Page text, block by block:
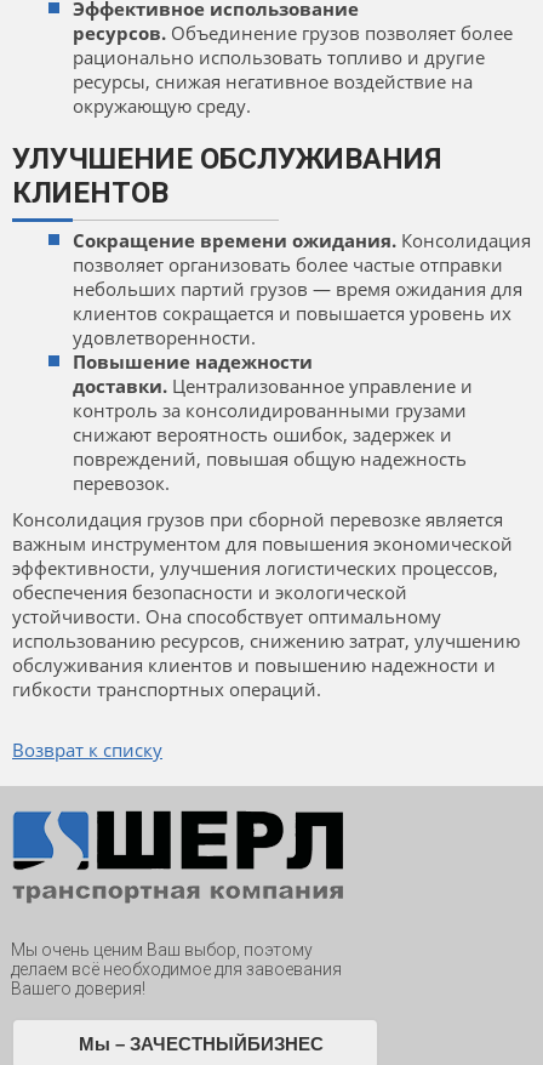
Эффективное использование
ресурсов. Объединение грузов позволяет более
рационально использовать топливо и другие
ресурсы, снижая негативное воздействие на
окружающую среду.
УЛУЧШЕНИЕ ОБСЛУЖИВАНИЯ
КЛИЕНТОВ
Сокращение времени ожидания. Консолидация
позволяет организовать более частые отправки
небольших партий грузов — время ожидания для
клиентов сокращается и повышается уровень их
удовлетворенности.
Повышение надежности
доставки. Централизованное управление и
контроль за консолидированными грузами
снижают вероятность ошибок, задержек и
повреждений, повышая общую надежность
перевозок.
Консолидация грузов при сборной перевозке является
важным инструментом для повышения экономической
эффективности, улучшения логистических процессов,
обеспечения безопасности и экологической
устойчивости. Она способствует оптимальному
использованию ресурсов, снижению затрат, улучшению
обслуживания клиентов и повышению надежности и
гибкости транспортных операций.
Возврат к списку
Мы очень ценим Ваш выбор, поэтому
делаем всё необходимое для завоевания
Вашего доверия!
Мы – ЗАЧЕСТНЫЙБИЗНЕС